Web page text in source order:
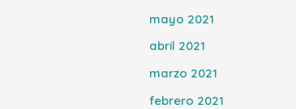
mayo 2021
abril 2021
marzo 2021
febrero 2021